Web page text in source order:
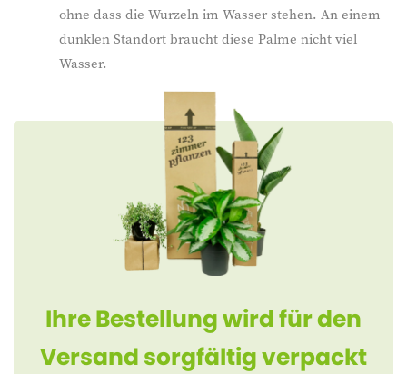
ohne dass die Wurzeln im Wasser stehen. An einem
dunklen Standort braucht diese Palme nicht viel
Wasser.
Ihre Bestellung wird für den
Versand sorgfältig verpackt